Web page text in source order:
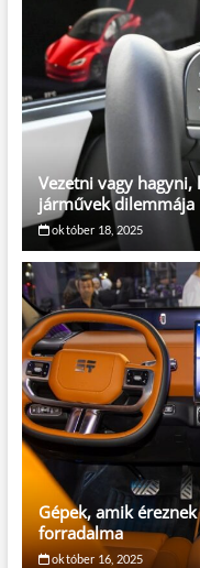
Vezetni vagy hagyni,
járművek dilemmája
október 18, 2025
Gépek, amik
forradalma
október 16, 2025